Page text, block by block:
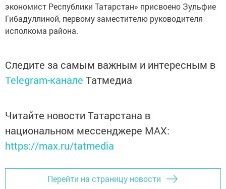
экономист Республики Татарстан» присвоено Зульфие
Гибадуллиной, первому заместителю руководителя
исполкома района.
Следите за самым важным и интересным в
Telegram-канале Татмедиа
Читайте новости Татарстана в
национальном мессенджере MАХ:
https://max.ru/tatmedia
Перейти на страницу новости